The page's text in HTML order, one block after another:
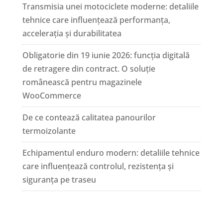
Transmisia unei motociclete moderne: detaliile
tehnice care influențează performanța,
accelerația și durabilitatea
Obligatorie din 19 iunie 2026: funcția digitală
de retragere din contract. O soluție
românească pentru magazinele
WooCommerce
De ce contează calitatea panourilor
termoizolante
Echipamentul enduro modern: detaliile tehnice
care influențează controlul, rezistența și
siguranța pe traseu